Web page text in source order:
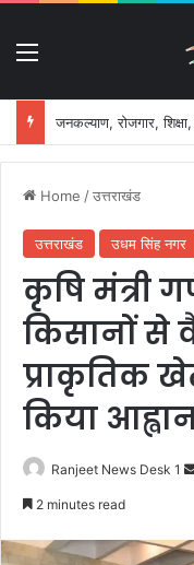
Home /उत्तराखंड
उत्तराखंड उधम सिंह नगर
कृषि मंत्री
किसानों से
प्राकृतिक
किया
Ranjeet News Desk 1
2 minutes read